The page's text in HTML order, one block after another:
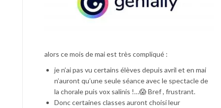
alors ce mois de mai est très compliqué :
je n’ai pas vu certains élèves depuis avril et en mai
n’auront qu’une seule séance avec le spectacle de
la chorale puis vox salinis !…😱 Bref , frustrant.
Donc certaines classes auront choisi leur